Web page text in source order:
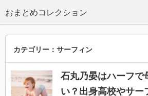
カテゴリー：サーフィン
石丸乃晏はハーフで
い？出身高校やサー